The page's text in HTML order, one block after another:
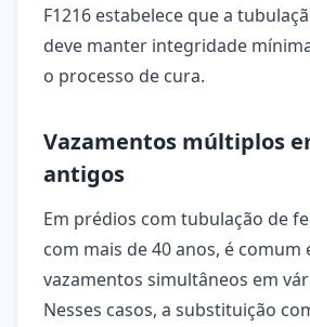
F1216 estabelece que a
deve manter integridade
o processo de cura.
Vazamentos múltiplos
antigos
Em prédios com tubulação de
com mais de 40 anos, é
vazamentos simultâneos em
Nesses casos, a substituição